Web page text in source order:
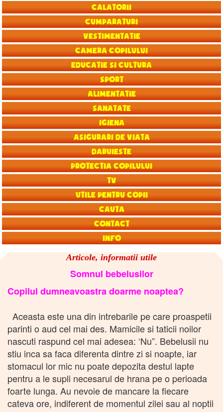
Calatorii
Cumparaturi
Vestimentatie
Camera copilului
Educatie si Cultura
Sport
Alimentatie
Sanatate
Igiena
Asigurari de viata
Daruieste
Protectia copilului
TV
Utile pentru copii
Cauta
Contact
Info
Articole, informatii utile
Somnul bebelusilor
Copilul dumneavoastra doarme noaptea?
Aceasta este una din intrebarile pe care proaspetii
parinti o aud cel mai des. Mamicile si taticii noilor
nascuti raspund cel mai adesea: ‘Nu”. Bebelusii nu
stiu inca sa faca diferenta dintre zi si noapte, iar
stomacul lor mic nu poate depozita destul lapte
pentru a le supli necesarul de hrana pe o perioada
foarte lunga. Au nevoie de mancare la fiecare
cateva ore, indiferent de momentul zilei sau al noptii